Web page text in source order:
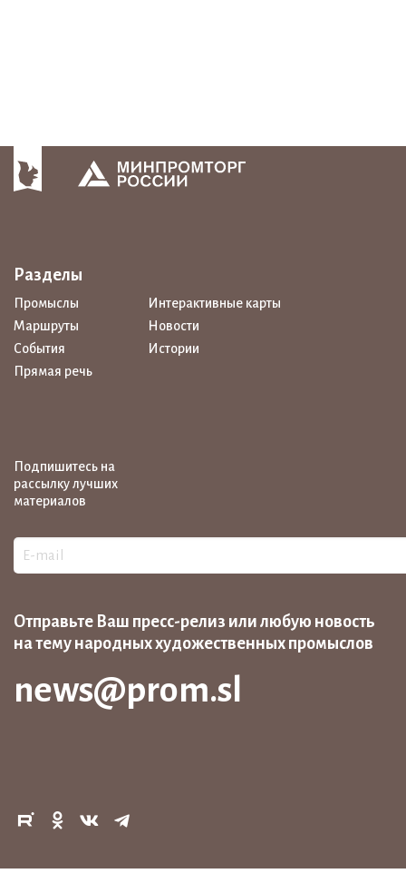
Разделы
Промыслы
Интерактивные карты
Маршруты
Новости
События
Истории
Прямая речь
Подпишитесь на
рассылку лучших
материалов
Отправьте Ваш пресс-релиз или любую новость
на тему народных художественных промыслов
news@prom.sl